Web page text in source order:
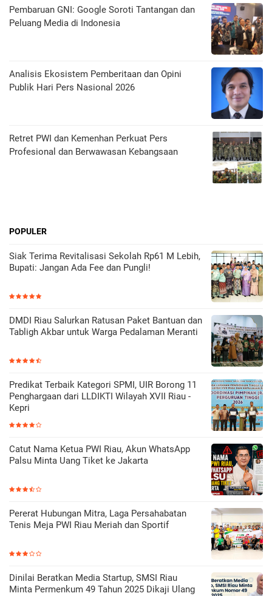
Pembaruan GNI: Google Soroti Tantangan dan
Peluang Media di Indonesia
Analisis Ekosistem Pemberitaan dan Opini
Publik Hari Pers Nasional 2026
Retret PWI dan Kemenhan Perkuat Pers
Profesional dan Berwawasan Kebangsaan
POPULER
Siak Terima Revitalisasi Sekolah Rp61 M Lebih,
Bupati: Jangan Ada Fee dan Pungli!
DMDI Riau Salurkan Ratusan Paket Bantuan dan
Tabligh Akbar untuk Warga Pedalaman Meranti
Predikat Terbaik Kategori SPMI, UIR Borong 11
Penghargaan dari LLDIKTI Wilayah XVII Riau -
Kepri
Catut Nama Ketua PWI Riau, Akun WhatsApp
Palsu Minta Uang Tiket ke Jakarta
Pererat Hubungan Mitra, Laga Persahabatan
Tenis Meja PWI Riau Meriah dan Sportif
Dinilai Beratkan Media Startup, SMSI Riau
Minta Permenkum 49 Tahun 2025 Dikaji Ulang